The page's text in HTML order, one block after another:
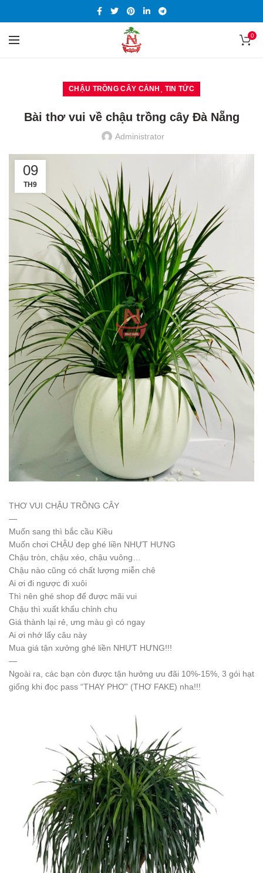
0
CHẬU TRỒNG CÂY CẢNH TIN TỨC
Bài thơ vui về chậu trồng cây Đà Nẵng
Administrator
09
TH9
THƠ VUI CHẬU TRỒNG CÂY
—
Muốn sang thì bắc cầu Kiều
Muốn chơi CHẬU đẹp ghé liền NHỰT HƯNG
Chậu tròn, chậu xéo, chậu vuông…
Chậu nào cũng có chất lượng miễn chê
Ai ơi đi ngược đi xuôi
Thì nên ghé shop để được mãi vui
Chậu thì xuất khẩu chỉnh chu
Giá thành lại rẻ, ưng màu gì có ngay
Ai ơi nhớ lấy câu này
Mua giá tận xưởng ghé liền NHỰT HƯNG!!!
—
Ngoài ra, các bạn còn được tận hưởng ưu đãi 10%-15%, 3 gói hạt
giống khi đọc pass “THAY PHƠ” (THƠ FAKE) nha!!!